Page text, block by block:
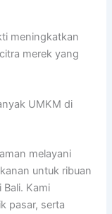
meningkatkan
merek yang
UMKM di
melayani
untuk ribuan
Kami
pasar, serta